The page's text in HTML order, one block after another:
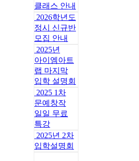
클래스 안내
2026학년도
정시 신규반
모집 안내
2025년
아이엠아트
랩 마지막
입학 설명회
2025 1차
문예창작
일일 무료
특강
2025년 2차
입학설명회